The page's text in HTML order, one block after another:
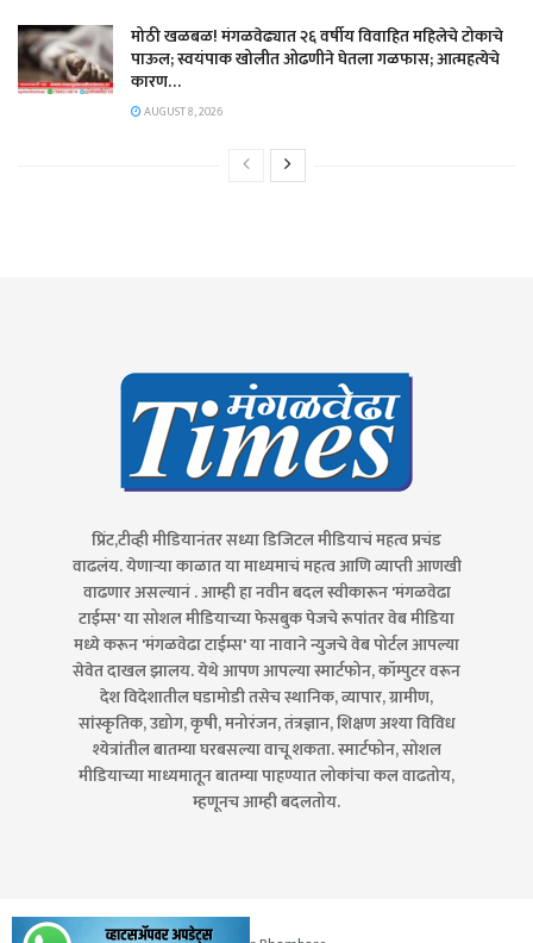
मोठी खळबळ! मंगळवेढ्यात २६ वर्षीय विवाहित महिलेचे टोकाचे
पाऊल; स्वयंपाक खोलीत ओढणीने घेतला गळफास; आत्महत्येचे
कारण…
AUGUST 8, 2026
प्रिंट,टीव्ही मीडियानंतर सध्या डिजिटल मीडियाचं महत्व प्रचंड
वाढलंय. येणाऱ्या काळात या माध्यमाचं महत्व आणि व्याप्ती आणखी
वाढणार असल्यानं . आम्ही हा नवीन बदल स्वीकारून 'मंगळवेढा
टाईम्स' या सोशल मीडियाच्या फेसबुक पेजचे रूपांतर वेब मीडिया
मध्ये करून 'मंगळवेढा टाईम्स' या नावाने न्युजचे वेब पोर्टल आपल्या
सेवेत दाखल झालय. येथे आपण आपल्या स्मार्टफोन, कॉम्पुटर वरून
देश विदेशातील घडामोडी तसेच स्थानिक, व्यापार, ग्रामीण,
सांस्कृतिक, उद्योग, कृषी, मनोरंजन, तंत्रज्ञान, शिक्षण अश्या विविध
श्येत्रांतील बातम्या घरबसल्या वाचू शकता. स्मार्टफोन, सोशल
मीडियाच्या माध्यमातून बातम्या पाहण्यात लोकांचा कल वाढतोय,
म्हणूनच आम्ही बदलतोय.